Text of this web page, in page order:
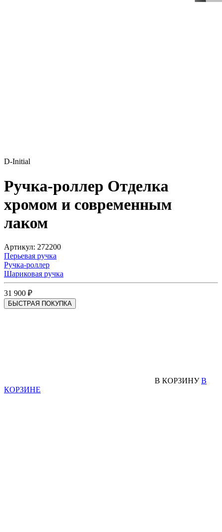
D-Initial
Ручка-роллер Отделка
хромом и современным
лаком
Артикул: 272200
Перьевая ручка
Ручка-роллер
Шариковая ручка
31 900 ₽
БЫСТРАЯ ПОКУПКА
В КОРЗИНУ В
КОРЗИНЕ